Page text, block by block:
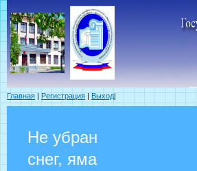
Главная | Регистрация | Выход|
Не убран
снег, яма